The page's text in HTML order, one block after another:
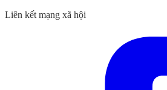
Liên kết mạng xã hội